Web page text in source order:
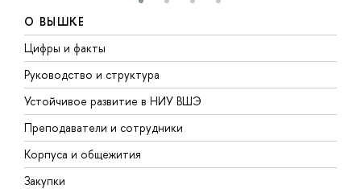
О ВЫШКЕ
Цифры и факты
Руководство и структура
Устойчивое развитие в НИУ ВШЭ
Преподаватели и сотрудники
Корпуса и общежития
Закупки